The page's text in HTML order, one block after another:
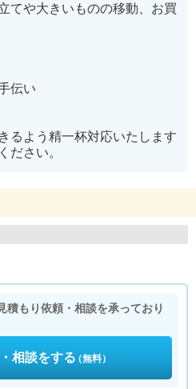
てや大きいものの移動、お買
伝い
るよう精一杯対応いたします
ださい。
積もり依頼・相談を承っており
相談をする（無料）